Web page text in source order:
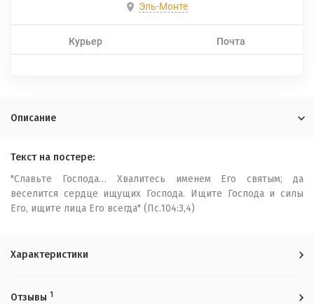
Эль-Монте
Курьер Почта
Описание
Текст на постере:
"Славьте Господа… Хвалитесь именем Его святым; да
веселится сердце ищущих Господа. Ищите Господа и силы
Его, ищите лица Его всегда" (Пс.104:3,4)
Характеристики
Отзывы 1